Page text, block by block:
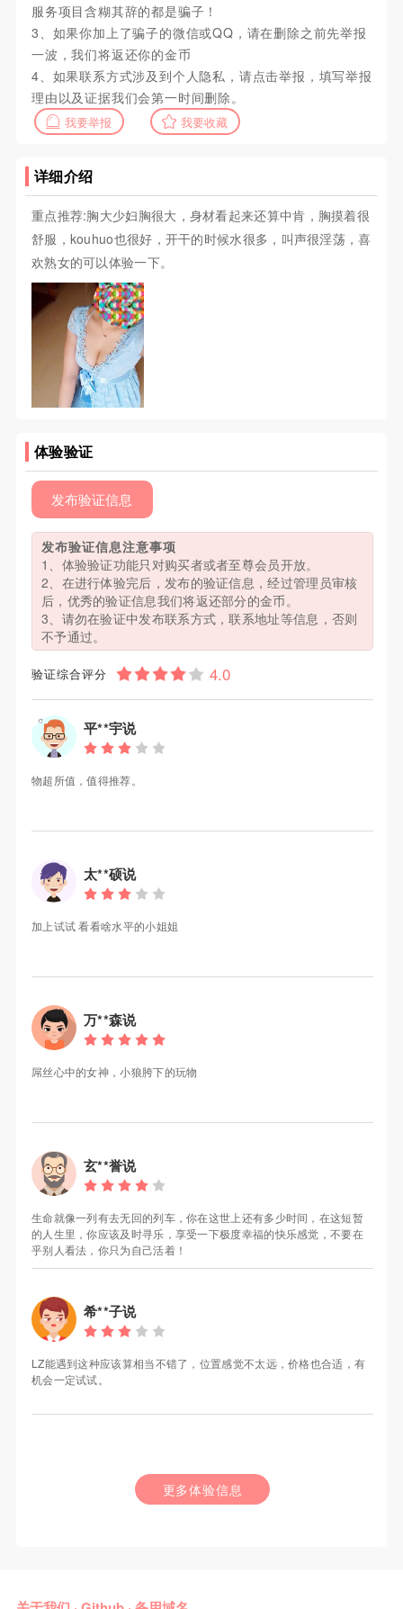
服务项目含糊其辞的都是骗子！
3、如果你加上了骗子的微信或QQ，请在删除之前先举报
一波，我们将返还你的金币
4、如果联系方式涉及到个人隐私，请点击举报，填写举报
理由以及证据我们会第一时间删除。
我要举报 我要收藏
详细介绍
重点推荐:胸大少妇胸很大，身材看起来还算中肯，胸摸着很
舒服，kouhuo也很好，开干的时候水很多，叫声很淫荡，喜
欢熟女的可以体验一下。
体验验证
发布验证信息
发布验证信息注意事项
1、体验验证功能只对购买者或者至尊会员开放。
2、在进行体验完后，发布的验证信息，经过管理员审核
后，优秀的验证信息我们将返还部分的金币。
3、请勿在验证中发布联系方式，联系地址等信息，否则
不予通过。
验证综合评分
平**宇说
物超所值，值得推荐。
太**硕说
加上试试 看看啥水平的小姐姐
万**森说
屌丝心中的女神，小狼胯下的玩物
玄**誉说
生命就像一列有去无回的列车，你在这世上还有多少时间，在这短暂
的人生里，你应该及时寻乐，享受一下极度幸福的快乐感觉，不要在
乎别人看法，你只为自己活着！
希**子说
LZ能遇到这种应该算相当不错了，位置感觉不太远，价格也合适，有
机会一定试试。
更多体验信息